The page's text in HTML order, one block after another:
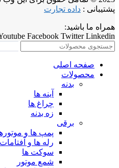
پشتیبانی : داده تجارت
همراه ما باشید:
Facebook Twitter Linkedin
صفحه اصلی
محصولات
بدنه
آینه ها
چراغ ها
زه بدنه
برقی
پمپ ها و
رله ها و
سوکت ها
شمع موتور